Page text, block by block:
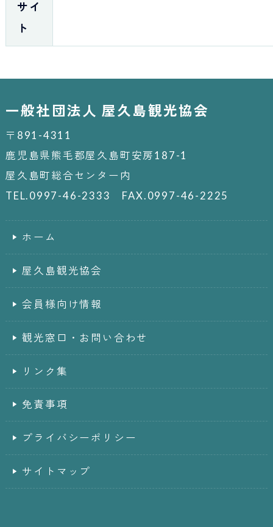
サイ
ト
一般社団法人 屋久島観光協会
〒891-4311
鹿児島県熊毛郡屋久島町安房187-1
屋久島町総合センター内
TEL.0997-46-2333 FAX.0997-46-2225
ホーム
屋久島観光協会
会員様向け情報
観光窓口・お問い合わせ
リンク集
免責事項
プライバシーポリシー
サイトマップ